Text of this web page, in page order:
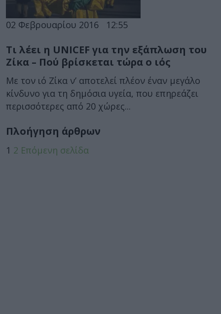
02 Φεβρουαρίου 2016 12:55
Τι λέει η UNICEF για την εξάπλωση του
Ζίκα – Πού βρίσκεται τώρα ο ιός
Με τον ιό Ζίκα ν’ αποτελεί πλέον έναν μεγάλο
κίνδυνο για τη δημόσια υγεία, που επηρεάζει
περισσότερες από 20 χώρες...
Πλοήγηση άρθρων
1 2 Επόμενη σελίδα